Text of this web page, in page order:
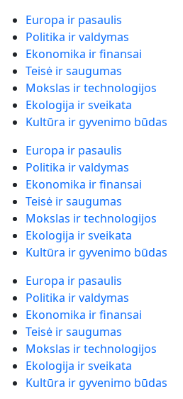
Europa ir pasaulis
Politika ir valdymas
Ekonomika ir finansai
Teisė ir saugumas
Mokslas ir technologijos
Ekologija ir sveikata
Kultūra ir gyvenimo būdas
Europa ir pasaulis
Politika ir valdymas
Ekonomika ir finansai
Teisė ir saugumas
Mokslas ir technologijos
Ekologija ir sveikata
Kultūra ir gyvenimo būdas
Europa ir pasaulis
Politika ir valdymas
Ekonomika ir finansai
Teisė ir saugumas
Mokslas ir technologijos
Ekologija ir sveikata
Kultūra ir gyvenimo būdas